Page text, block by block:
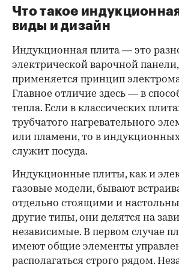
Что такое
виды и дизайн
Индукционная плита — это
электрической варочной
применяется принцип
Главное отличие здесь — в
тепла. Если в классических
трубчатого нагревательного
или пламени, то в
служит посуда.
Индукционные плиты, как и
газовые модели, бывают
отдельно стоящими и
другие типы, они делятся на
независимые. В первом случае
имеют общие элементы
располагаться строго рядом.